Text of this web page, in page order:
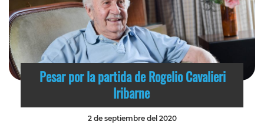
Pesar por la partida de Rogelio Cavalieri
Iribarne
2 de septiembre del 2020